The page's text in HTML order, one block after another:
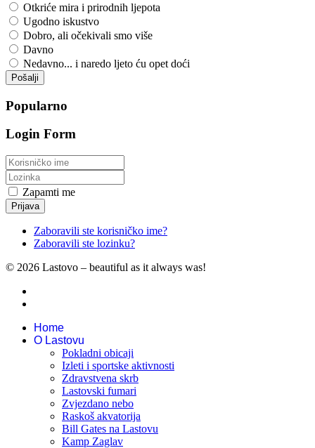
Otkriće mira i prirodnih ljepota
Ugodno iskustvo
Dobro, ali očekivali smo više
Davno
Nedavno... i naredo ljeto ću opet doći
Popularno
Login Form
Zapamti me
Prijava
Zaboravili ste korisničko ime?
Zaboravili ste lozinku?
© 2026 Lastovo – beautiful as it always was!
Home
O Lastovu
Pokladni obicaji
Izleti i sportske aktivnosti
Zdravstvena skrb
Lastovski fumari
Zvjezdano nebo
Raskoš akvatorija
Bill Gates na Lastovu
Kamp Zaglav